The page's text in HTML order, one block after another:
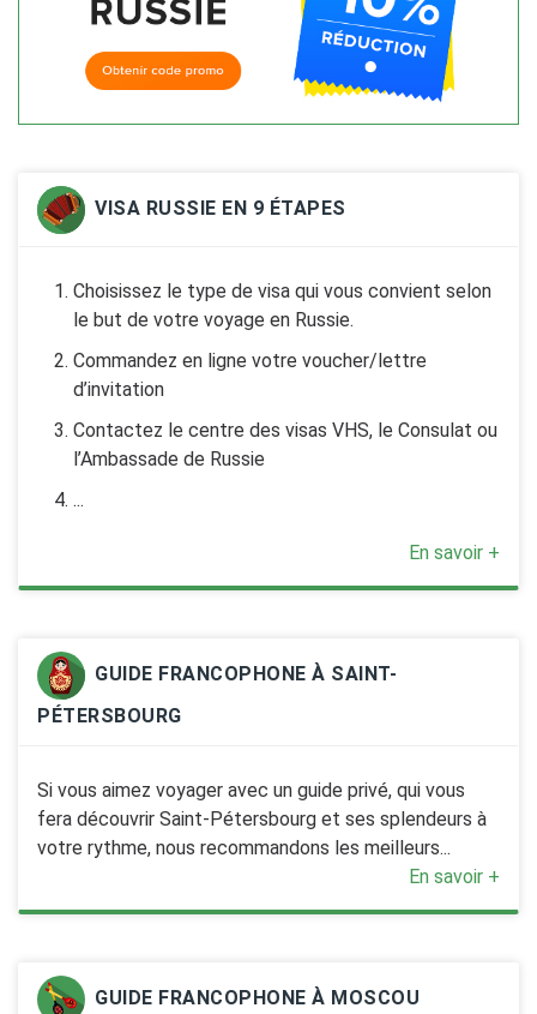
VISA RUSSIE EN 9 ÉTAPES
Choisissez le type de visa qui vous convient selon
le but de votre voyage en Russie.
Commandez en ligne votre voucher/lettre
d’invitation
Contactez le centre des visas VHS, le Consulat ou
l’Ambassade de Russie
...
En savoir +
GUIDE FRANCOPHONE À SAINT-
PÉTERSBOURG
Si vous aimez voyager avec un guide privé, qui vous
fera découvrir Saint-Pétersbourg et ses splendeurs à
votre rythme, nous recommandons les meilleurs...
En savoir +
GUIDE FRANCOPHONE À MOSCOU